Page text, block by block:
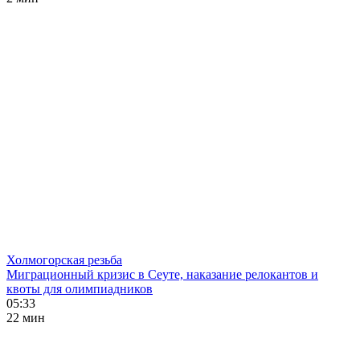
Холмогорская резьба
Миграционный кризис в Сеуте, наказание релокантов и
квоты для олимпиадников
05:33
22 мин